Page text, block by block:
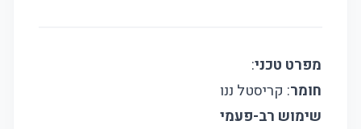
מפרט טכני:
חומר: קריסטל ננו
שימוש רב-פעמי